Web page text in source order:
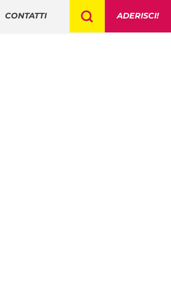
CONTATTI ADERISCI!